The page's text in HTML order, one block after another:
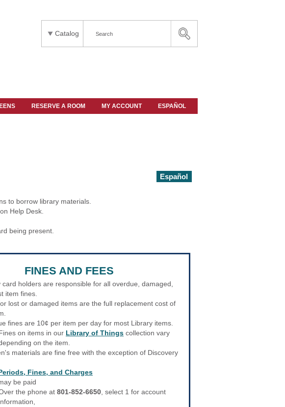
Catalog
RESERVE A ROOM MY ACCOUNT ESPAÑOL
Español
to borrow library materials.
Help Desk.
being present.
FINES AND FEES
card holders are responsible for all overdue, damaged,
item fines.
lost or damaged items are the full replacement cost of
fines are 10¢ per item per day for most Library items.
on items in our Library of Things collection vary
on the item.
materials are fine free with the exception of Discovery
Fines, and Charges
be paid
the phone at 801-852-6650 , select 1 for account